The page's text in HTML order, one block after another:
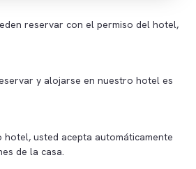
reservar con el permiso del hotel,
y alojarse en nuestro hotel es
usted acepta automáticamente
de la casa.